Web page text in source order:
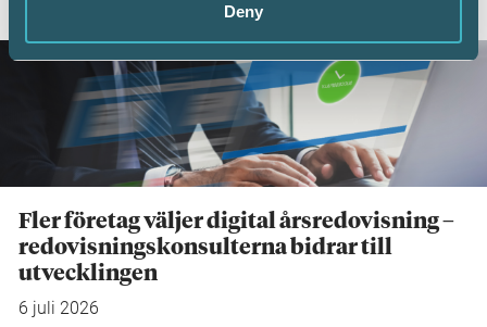
Deny
Fler företag väljer digital årsredovisning –
redovisningskonsulterna bidrar till
utvecklingen
6 juli 2026